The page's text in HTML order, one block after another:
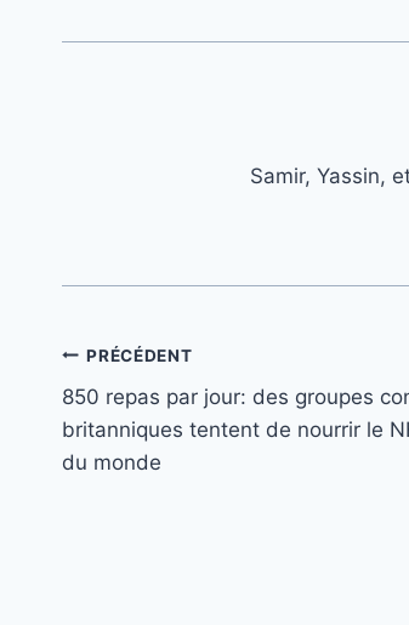
Samir, Yassin,
Navigation
de
l’article
PRÉCÉDENT
850 repas par jour: des groupes
britanniques tentent de nourrir le
du monde